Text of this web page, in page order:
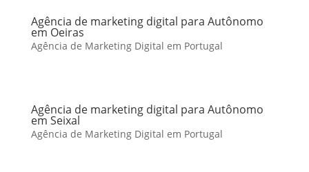
Agência de marketing digital para Autônomo
em Oeiras
Agência de Marketing Digital em Portugal
Agência de marketing digital para Autônomo
em Seixal
Agência de Marketing Digital em Portugal